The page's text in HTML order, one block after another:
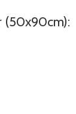
(50x90cm):